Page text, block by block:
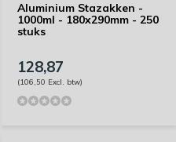
Aluminium Stazakken -
1000ml - 180x290mm - 250
stuks
128,87
(106,50 Excl. btw)